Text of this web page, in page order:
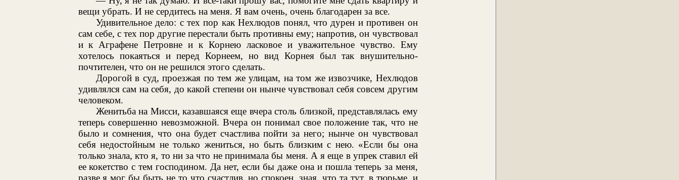
вещи убрать. И не сердитесь на меня. Я вам очень, очень благодарен за все.
Удивительное дело: с тех пор как Нехлюдов понял, что дурен и противен он
сам себе, с тех пор другие перестали быть противны ему; напротив, он чувствовал
и к Аграфене Петровне и к Корнею ласковое и уважительное чувство. Ему
хотелось покаяться и перед Корнеем, но вид Корнея был так внушительно-
почтителен, что он не решился этого сделать.
Дорогой в суд, проезжая по тем же улицам, на том же извозчике, Нехлюдов
удивлялся сам на себя, до какой степени он нынче чувствовал себя совсем другим
человеком.
Женитьба на Мисси, казавшаяся еще вчера столь близкой, представлялась ему
теперь совершенно невозможной. Вчера он понимал свое положение так, что не
было и сомнения, что она будет счастлива пойти за него; нынче он чувствовал
себя недостойным не только жениться, но быть близким с нею. «Если бы она
только знала, кто я, то ни за что не принимала бы меня. А я еще в упрек ставил ей
ее кокетство с тем господином. Да нет, если бы даже она и пошла теперь за меня,
разве я мог бы быть не то что счастлив, но спокоен, зная, что та тут, в тюрьме, и